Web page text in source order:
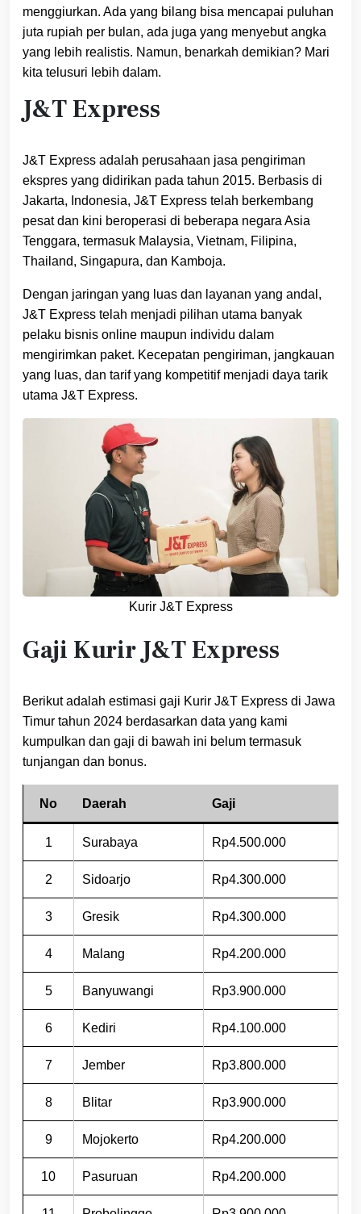
menggiurkan. Ada yang bilang bisa mencapai puluhan
juta rupiah per bulan, ada juga yang menyebut angka
yang lebih realistis. Namun, benarkah demikian? Mari
kita telusuri lebih dalam.
J&T Express
J&T Express adalah perusahaan jasa pengiriman
ekspres yang didirikan pada tahun 2015. Berbasis di
Jakarta, Indonesia, J&T Express telah berkembang
pesat dan kini beroperasi di beberapa negara Asia
Tenggara, termasuk Malaysia, Vietnam, Filipina,
Thailand, Singapura, dan Kamboja.
Dengan jaringan yang luas dan layanan yang andal,
J&T Express telah menjadi pilihan utama banyak
pelaku bisnis online maupun individu dalam
mengirimkan paket. Kecepatan pengiriman, jangkauan
yang luas, dan tarif yang kompetitif menjadi daya tarik
utama J&T Express.
Kurir J&T Express
Gaji Kurir J&T Express
Berikut adalah estimasi gaji Kurir J&T Express di Jawa
Timur tahun 2024 berdasarkan data yang kami
kumpulkan dan gaji di bawah ini belum termasuk
tunjangan dan bonus.
No Daerah Gaji
1 Surabaya Rp4.500.000
2 Sidoarjo Rp4.300.000
3 Gresik Rp4.300.000
4 Malang Rp4.200.000
5 Banyuwangi Rp3.900.000
6 Kediri Rp4.100.000
7 Jember Rp3.800.000
8 Blitar Rp3.900.000
9 Mojokerto Rp4.200.000
10 Pasuruan Rp4.200.000